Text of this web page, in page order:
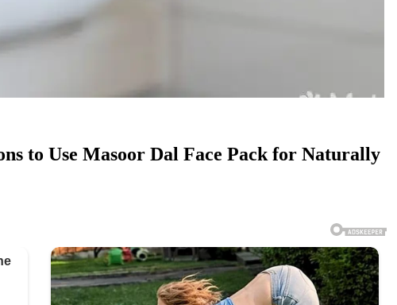
to Use Masoor Dal Face Pack for Naturally